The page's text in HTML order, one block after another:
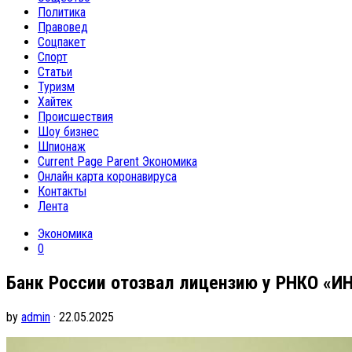
Политика
Правовед
Соцпакет
Спорт
Статьи
Туризм
Хайтек
Происшествия
Шоу бизнес
Шпионаж
Current Page Parent Экономика
Онлайн карта коронавируса
Контакты
Лента
Экономика
0
Банк России отозвал лицензию у РНКО
by admin · 22.05.2025